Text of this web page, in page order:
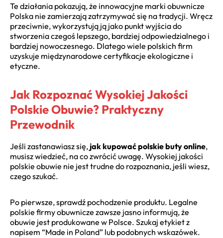
Te działania pokazują, że innowacyjne marki obuwnicze
Polska nie zamierzają zatrzymywać się na tradycji. Wręcz
przeciwnie, wykorzystują ją jako punkt wyjścia do
stworzenia czegoś lepszego, bardziej odpowiedzialnego i
bardziej nowoczesnego. Dlatego wiele polskich firm
uzyskuje międzynarodowe certyfikacje ekologiczne i
etyczne.
Jak Rozpoznać Wysokiej Jakości
Polskie Obuwie? Praktyczny
Przewodnik
Jeśli zastanawiasz się, jak kupować polskie buty online,
musisz wiedzieć, na co zwrócić uwagę. Wysokiej jakości
polskie obuwie nie jest trudne do rozpoznania, jeśli wiesz,
czego szukać.
Po pierwsze, sprawdź pochodzenie produktu. Legalne
polskie firmy obuwnicze zawsze jasno informują, że
obuwie jest produkowane w Polsce. Szukaj etykiet z
napisem “Made in Poland” lub podobnych wskazówek.